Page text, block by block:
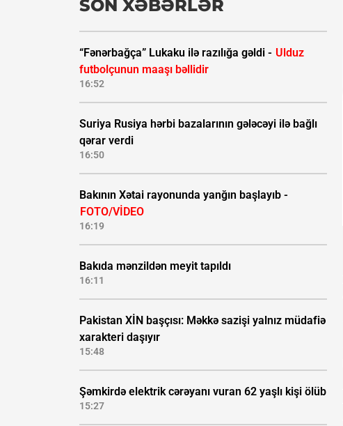
SON XƏBƏRLƏR
“Fənərbağça” Lukaku ilə razılığa gəldi - Ulduz
futbolçunun maaşı bəllidir
16:52
Suriya Rusiya hərbi bazalarının gələcəyi ilə bağlı
qərar verdi
16:50
Bakının Xətai rayonunda yanğın başlayıb -
FOTO/VİDEO
16:19
Bakıda mənzildən meyit tapıldı
16:11
Pakistan XİN başçısı: Məkkə sazişi yalnız müdafiə
xarakteri daşıyır
15:48
Şəmkirdə elektrik cərəyanı vuran 62 yaşlı kişi ölüb
15:27